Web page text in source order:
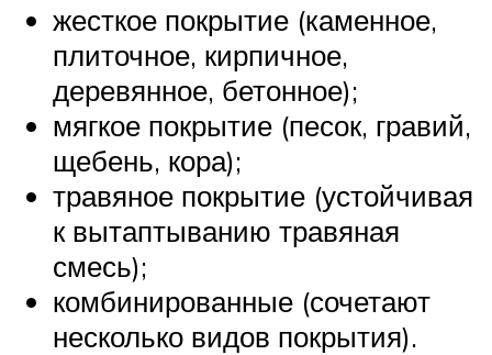
жесткое покрытие (каменное,
плиточное, кирпичное,
деревянное, бетонное);
мягкое покрытие (песок, гравий,
щебень, кора);
травяное покрытие (устойчивая
к вытаптыванию травяная
смесь);
комбинированные (сочетают
несколько видов покрытия).